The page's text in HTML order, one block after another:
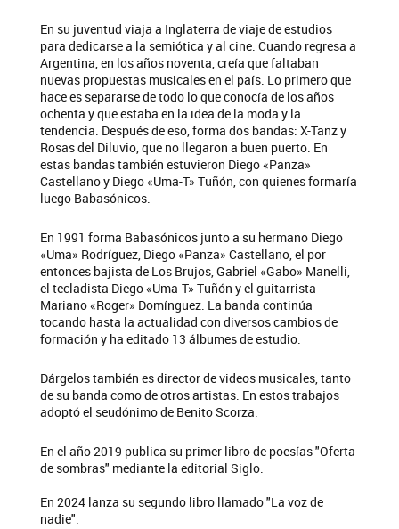
En su juventud viaja a Inglaterra de viaje de estudios
para dedicarse a la semiótica y al cine. Cuando regresa a
Argentina, en los años noventa, creía que faltaban
nuevas propuestas musicales en el país. Lo primero que
hace es separarse de todo lo que conocía de los años
ochenta y que estaba en la idea de la moda y la
tendencia. Después de eso, forma dos bandas: X-Tanz y
Rosas del Diluvio, que no llegaron a buen puerto. En
estas bandas también estuvieron Diego «Panza»
Castellano y Diego «Uma-T» Tuñón, con quienes formaría
luego Babasónicos.
En 1991 forma Babasónicos junto a su hermano Diego
«Uma» Rodríguez, Diego «Panza» Castellano, el por
entonces bajista de Los Brujos, Gabriel «Gabo» Manelli,
el tecladista Diego «Uma-T» Tuñón y el guitarrista
Mariano «Roger» Domínguez. La banda continúa
tocando hasta la actualidad con diversos cambios de
formación y ha editado 13 álbumes de estudio.
Dárgelos también es director de videos musicales, tanto
de su banda como de otros artistas. En estos trabajos
adoptó el seudónimo de Benito Scorza.
En el año 2019 publica su primer libro de poesías "Oferta
de sombras" mediante la editorial Siglo.
En 2024 lanza su segundo libro llamado "La voz de
nadie".